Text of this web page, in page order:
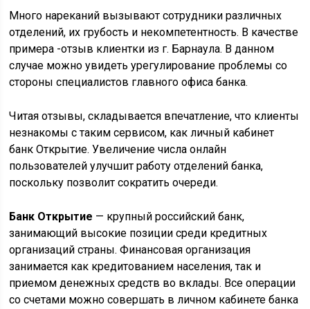
Много нареканий вызывают сотрудники различных
отделений, их грубость и некомпетентность. В качестве
примера -отзыв клиентки из г. Барнаула. В данном
случае можно увидеть урегулирование проблемы со
стороны специалистов главного офиса банка.
Читая отзывы, складывается впечатление, что клиенты
незнакомы с таким сервисом, как личный кабинет
банк Открытие. Увеличение числа онлайн
пользователей улучшит работу отделений банка,
поскольку позволит сократить очереди.
Банк Открытие — крупный российский банк,
занимающий высокие позиции среди кредитных
организаций страны. Финансовая организация
занимается как кредитованием населения, так и
приемом денежных средств во вклады. Все операции
со счетами можно совершать в личном кабинете банка